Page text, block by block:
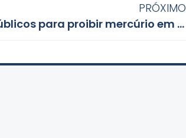
PRÓXIMO
MPF aciona órgãos públicos para proibir mercúrio em garimpos